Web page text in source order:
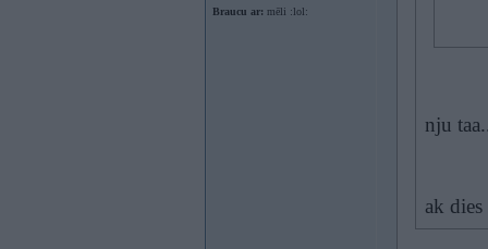
Braucu ar: mēli :lol:
nju
ak dies